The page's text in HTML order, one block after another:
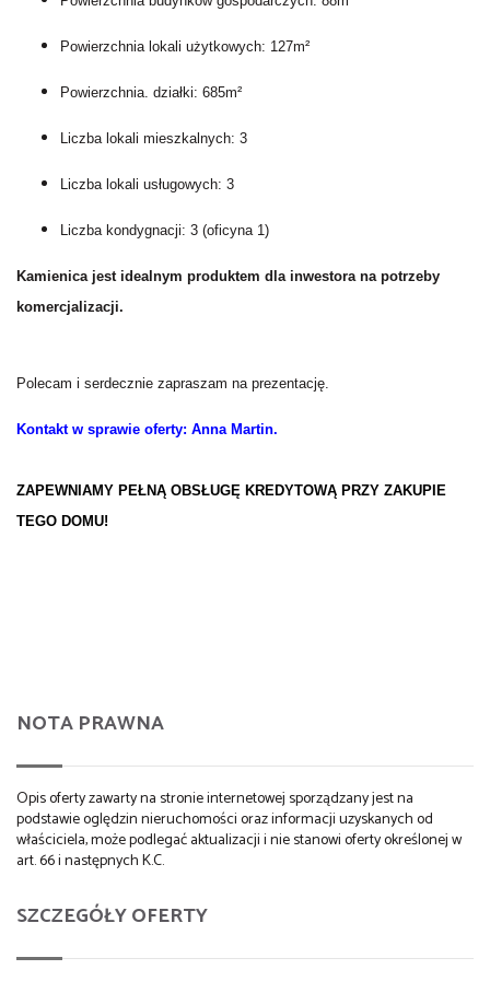
Powierzchnia lokali użytkowych: 127m²
Powierzchnia. działki: 685m²
Liczba lokali mieszkalnych: 3
Liczba lokali usługowych: 3
Liczba kondygnacji: 3 (oficyna 1)
Kamienica jest idealnym produktem dla inwestora na potrzeby
komercjalizacji.
Polecam i serdecznie zapraszam na prezentację.
Kontakt w sprawie oferty: Anna Martin.
ZAPEWNIAMY PEŁNĄ OBSŁUGĘ KREDYTOWĄ PRZY ZAKUPIE
TEGO DOMU!
NOTA PRAWNA
Opis oferty zawarty na stronie internetowej sporządzany jest na
podstawie oględzin nieruchomości oraz informacji uzyskanych od
właściciela, może podlegać aktualizacji i nie stanowi oferty określonej w
art. 66 i następnych K.C.
SZCZEGÓŁY OFERTY